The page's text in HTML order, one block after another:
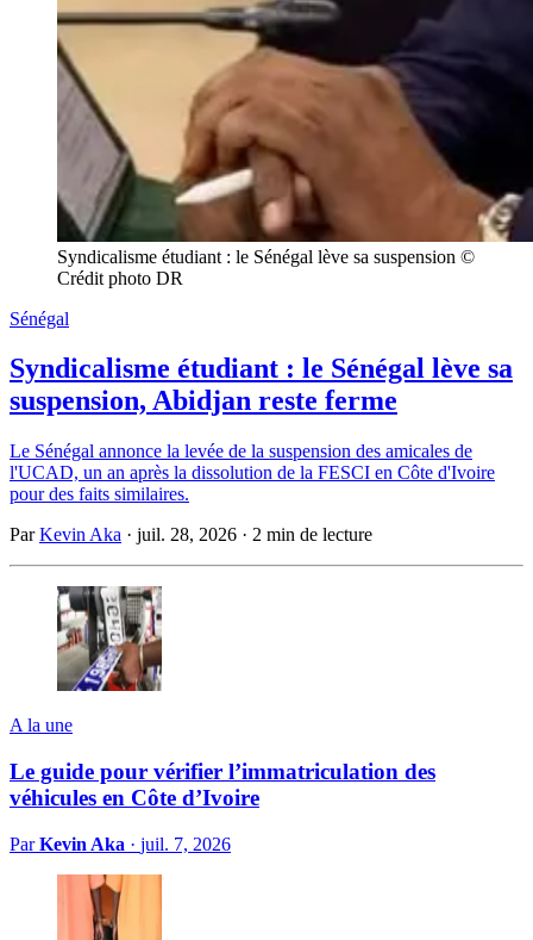
Syndicalisme étudiant : le Sénégal lève sa suspension ©
Crédit photo DR
Sénégal
Syndicalisme étudiant : le Sénégal lève sa
suspension, Abidjan reste ferme
Le Sénégal annonce la levée de la suspension des amicales de
l'UCAD, un an après la dissolution de la FESCI en Côte d'Ivoire
pour des faits similaires.
ParKevin Aka · juil. 28, 2026 · 2 min de lecture
A la une
Le guide pour vérifier l’immatriculation des
véhicules en Côte d’Ivoire
ParKevin Aka · juil. 7, 2026